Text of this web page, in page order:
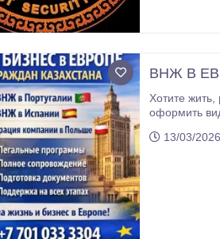
ВНЖ В
Хотите жить, работать или вести бизнес в Европе? Мы Консалтинговая компания - «SUNNY GOLD Consult» поможем вам
оформить вид на
ВНЖ в13/03/